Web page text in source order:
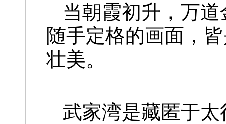
当朝霞初升，万
随手定格的画面，
壮美。
武家湾是藏匿于太